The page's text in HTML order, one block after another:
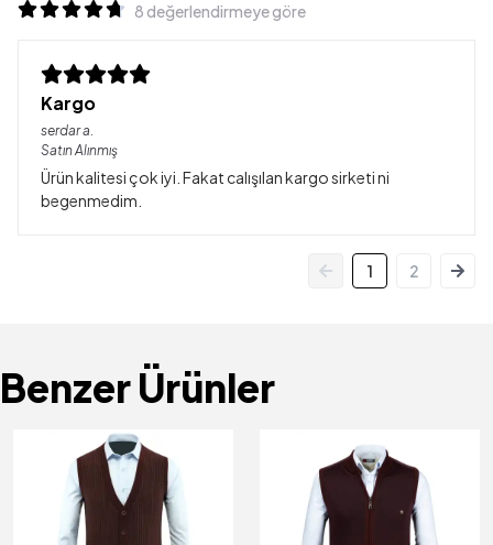
8 değerlendirmeye göre
Kargo
serdara.
Satın Alınmış
Ürün kalitesi çok iyi. Fakat calışılan kargo sirketi ni
begenmedim.
1 2
Benzer Ürünler